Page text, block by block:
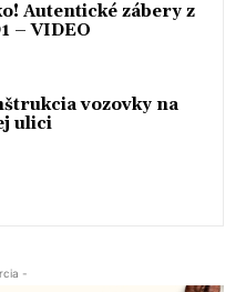
Autentické zábery z
– VIDEO
vozovky na
ulici
-